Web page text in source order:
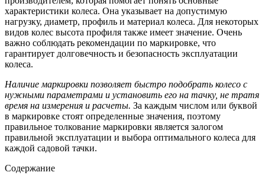
характеристики колеса. Она указывает на допустимую
нагрузку, диаметр, профиль и материал колеса. Для некоторых
видов колес высота профиля также имеет значение. Очень
важно соблюдать рекомендации по маркировке, что
гарантирует долговечность и безопасность эксплуатации
колеса.
Наличие маркировки позволяет быстро подобрать колесо с
нужными параметрами и установить его на тачку, не тратя
время на измерения и расчеты. За каждым числом или буквой
в маркировке стоят определенные значения, поэтому
правильное толкование маркировки является залогом
правильной эксплуатации и выбора оптимального колеса для
каждой садовой тачки.
Содержание